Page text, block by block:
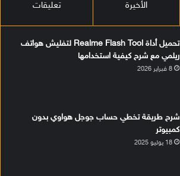
الأخيرة تعليقات
تحميل أداة Realme Flash Tool لتفليش هواتف
ريلمي مع شرح كيفية استخدامها
8 فبراير 2026
شرح طريقة تخطي حساب جوجل هواوي بدون
كمبيوتر
18 يوليو 2025